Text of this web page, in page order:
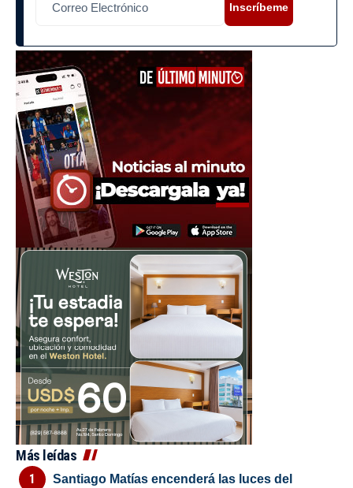
Inscríbeme
Más leídas
Santiago Matías encenderá las luces del